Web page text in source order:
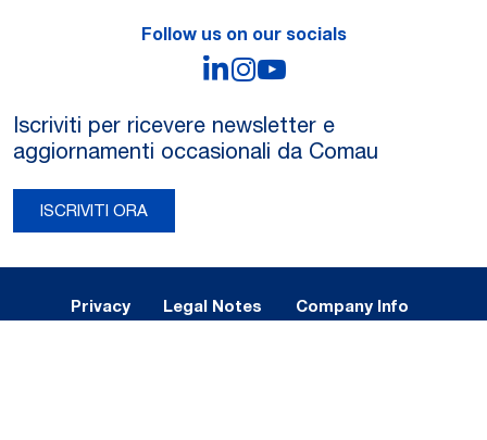
Follow us on our socials
LinkedIn
Instagram
Iscriviti per ricevere newsletter e
aggiornamenti occasionali da Comau
ISCRIVITI ORA
Privacy Legal Notes Company Info